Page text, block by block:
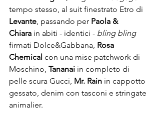
tempo stesso, al suit finestrato Etro di
Levante, passando per Paola &
Chiara in abiti - identici - bling bling
firmati Dolce&Gabbana, Rosa
Chemical con una mise patchwork di
Moschino, Tananai in completo di
pelle scura Gucci, Mr. Rain in cappotto
gessato, denim con tasconi e stringate
animalier.